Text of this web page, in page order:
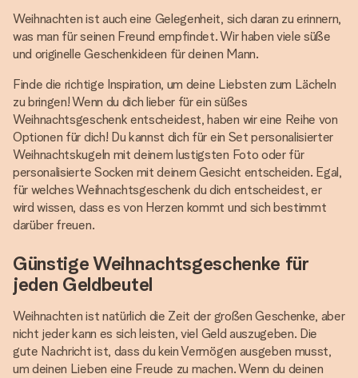
Weihnachten ist auch eine Gelegenheit, sich daran zu erinnern,
was man für seinen Freund empfindet. Wir haben viele süße
und originelle Geschenkideen für deinen Mann.
Finde die richtige Inspiration, um deine Liebsten zum Lächeln
zu bringen! Wenn du dich lieber für ein süßes
Weihnachtsgeschenk entscheidest, haben wir eine Reihe von
Optionen für dich! Du kannst dich für ein Set personalisierter
Weihnachtskugeln mit deinem lustigsten Foto oder für
personalisierte Socken mit deinem Gesicht entscheiden. Egal,
für welches Weihnachtsgeschenk du dich entscheidest, er
wird wissen, dass es von Herzen kommt und sich bestimmt
darüber freuen.
Günstige Weihnachtsgeschenke für
jeden Geldbeutel
Weihnachten ist natürlich die Zeit der großen Geschenke, aber
nicht jeder kann es sich leisten, viel Geld auszugeben. Die
gute Nachricht ist, dass du kein Vermögen ausgeben musst,
um deinen Lieben eine Freude zu machen. Wenn du deinen